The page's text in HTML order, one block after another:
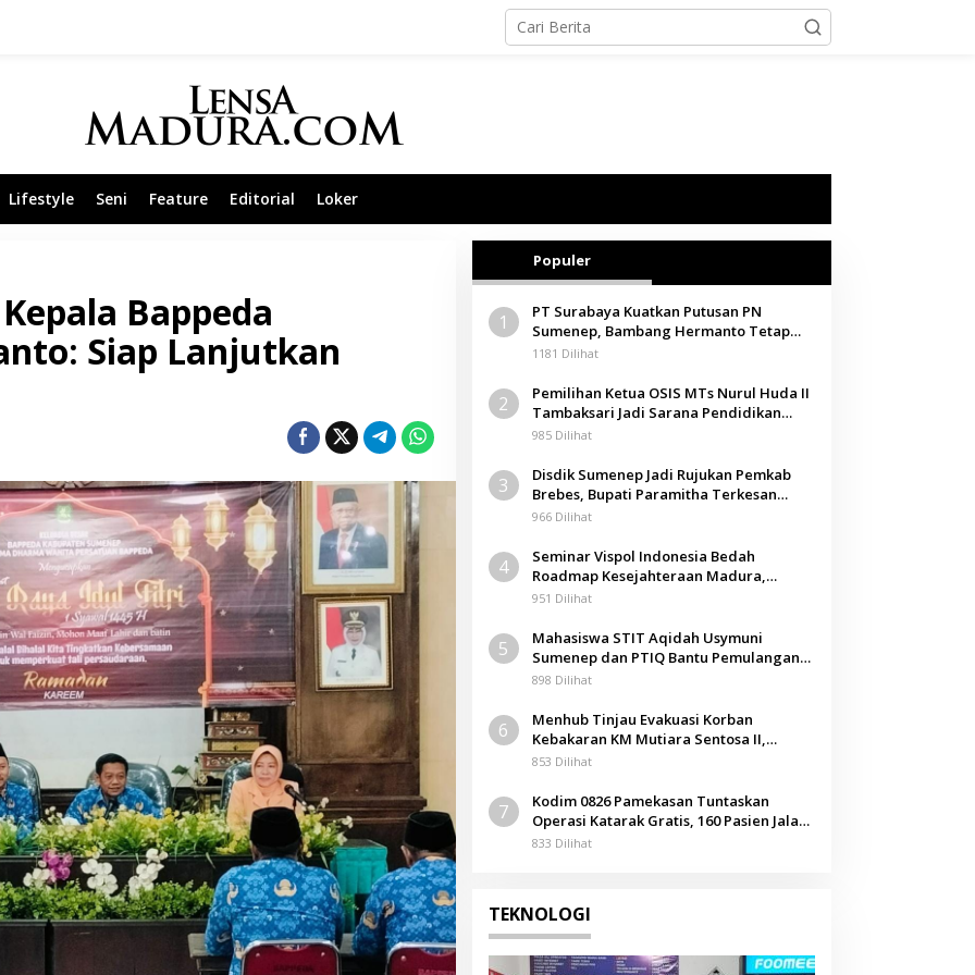
Lifestyle Seni Feature Editorial Loker
Bappeda
Siap Lanjutkan
Populer
1
PT Surabaya Kuatkan Putusan PN
Sumenep, Bambang Hermanto Tetap
Dinyatakan Pemilik Sah Tanah di
1181 Dilihat
2
Pemilihan Ketua OSIS MTs Nurul Huda II
Tambaksari Jadi Sarana Pendidikan
Demokrasi bagi Siswa
985 Dilihat
3
Disdik Sumenep Jadi Rujukan Pemkab
Brebes, Bupati Paramitha Terkesan
Pendidikan Berbasis Budaya
966 Dilihat
4
Seminar Vispol Indonesia Bedah
Roadmap Kesejahteraan Madura,
Pendidikan dan Hilirisasi Jadi Kunci
951 Dilihat
5
Mahasiswa STIT Aqidah Usymuni
Sumenep dan PTIQ Bantu Pemulangan
Jenazah WNI Asal Aceh di Malaysia
898 Dilihat
6
Menhub Tinjau Evakuasi Korban
Kebakaran KM Mutiara Sentosa II,
Apresiasi Respons Cepat Pemkab
853 Dilihat
7
Kodim 0826 Pamekasan Tuntaskan
Operasi Katarak Gratis, 160 Pasien Jalani
Tindakan Medis
833 Dilihat
TEKNOLOGI